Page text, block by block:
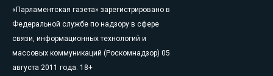
«Парламентская газета» зарегистрировано в
Федеральной службе по надзору в сфере
связи, информационных технологий и
массовых коммуникаций (Роскомнадзор) 05
августа 2011 года. 18+